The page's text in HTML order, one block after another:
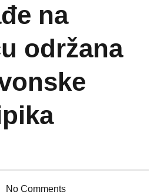
na
održana
No Comments